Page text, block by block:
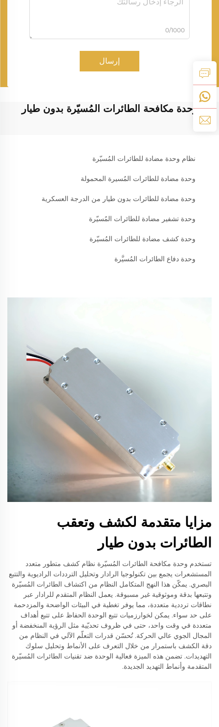
0/1000
إرسال
وحدة مكافحة الطائرات المُسيّرة بدون طيار
نظام وحدة مضادة للطائرات المُسيّرة
وحدة مضادة للطائرات المُسيرة المحمولة
وحدة مضادة للطائرات بدون طيار من الدرجة العسكرية
وحدة تشفير مضادة للطائرات المُسيّرة
وحدة كشف مضادة للطائرات المُسيّرة
وحدة دفاع الطائرات المُسيَّرة
مزايا متقدمة لكشف وتعقب
الطائرات بدون طيار
تستخدم وحدة مكافحة الطائرات المُسيّرة نظام كشف متطور متعدد
المستشعرات يجمع بين تكنولوجيا الرادار وتحليل الترددات الراديوية والتتبع
البصري. يمكّن هذا النهج المتكامل النظام من اكتشاف الطائرات المُسيّرة
وتتبعها بدقة وموثوقية غير مسبوقة. يعمل النظام المتقدم للرادار عبر
نطاقات ترددية متعددة، مما يوفر تغطية في البيئات الواضحة والمزدحمة
على حد سواء. يمكن لخوارزميات تتبع الوحدة الحفاظ على تتبع أهداف
متعددة في وقت واحد، حتى في ظروف تحديّية مثل الرؤية المنخفضة أو
المجال الجوي عالي الحركة. تُحسّن قدرات التعلّم الآلي في النظام من
دقة الكشف باستمرار من خلال التعرف على الأنماط وتحليل سلوك
التهديدات. تضمن هذه الميزة فعالية الوحدة ضد تقنيات الطائرات المُسيّرة
المتقدمة وأنماط التهديد الجديدة.